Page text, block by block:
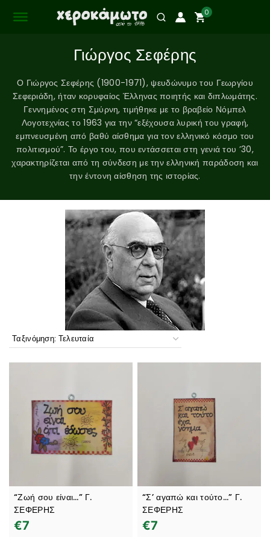
0
Γιώργος Σεφέρης
Ο Γιώργος Σεφέρης (1900-1971), ψευδώνυμο του Γεωργίου
Σεφεριάδη, ήταν κορυφαίος Έλληνας ποιητής και διπλωμάτης.
Γεννημένος στη Σμύρνη, τιμήθηκε με το βραβείο Νόμπελ
Λογοτεχνίας το 1963 για την “εξέχουσα λυρική του γραφή,
εμπνευσμένη από βαθύ αίσθημα για τον ελληνικό κόσμο του
πολιτισμού”. Το έργο του, που εντάσσεται στη γενιά του ’30,
χαρακτηρίζεται από τη σύνδεση με την ελληνική παράδοση και
την έντονη αίσθηση της ιστορίας.
“Ζωή σου είναι…” Γ.
ΣΕΦΕΡΗΣ
€7
“Σ’ αγαπώ και τούτο…” Γ.
ΣΕΦΕΡΗΣ
€7